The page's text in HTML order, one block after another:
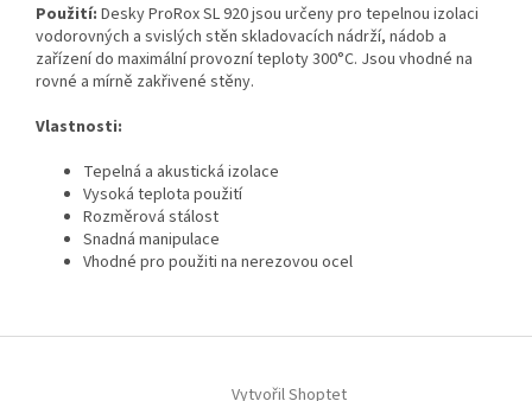
Použití: Desky ProRox SL 920 jsou určeny pro tepelnou izolaci
vodorovných a svislých stěn skladovacích nádrží, nádob a
zařízení do maximální provozní teploty 300°C. Jsou vhodné na
rovné a mírně zakřivené stěny.
Vlastnosti:
Tepelná a akustická izolace
Vysoká teplota použití
Rozměrová stálost
Snadná manipulace
Vhodné pro použiti na nerezovou ocel
Vytvořil Shoptet